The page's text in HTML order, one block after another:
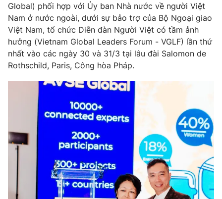
VTV4 Vươn mình bằng AI
VTV9 VTV8
Liên hệ tòa soạn English
THỜI BÁO VTV
Theo dõi báo trên
Cơ quan chủ quản:Đài Truyền hình Việt Nam
Global) phối hợp với Ủy ban Nhà nước về người Việt
Nam ở nước ngoài, dưới sự bảo trợ của Bộ Ngoại giao
Việt Nam, tổ chức Diễn đàn Người Việt có tầm ảnh
hưởng (Vietnam Global Leaders Forum - VGLF) lần thứ
nhất vào các ngày 30 và 31/3 tại lâu đài Salomon de
Rothschild, Paris, Công hòa Pháp.